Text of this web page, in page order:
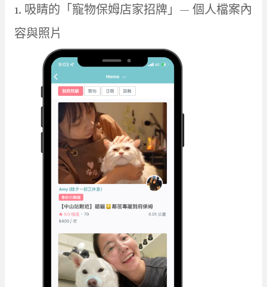
1. 吸睛的「寵物保姆店家招牌」— 個人檔案內
容與照片